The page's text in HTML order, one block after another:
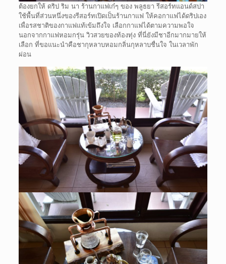
ต้องยกให้ ดริป ริม นา ร้านกาแฟเก๋ๆ ของ พลูธยา รีสอร์ทแอนด์สปา
ใช้พื้นที่ส่วนหนึ่งของรีสอร์ทเปิดเป็นร้านกาแฟ ให้คอกาแฟได้ดริปเอง
เพื่อรสชาติของกาแฟแท้เข้มถึงใจ เลือกกาแฟได้ตามความพอใจ
นอกจากกาแฟหอมกรุ่น วิวสวยของท้องทุ่ง ที่นี่ยังมีชาอีกมากมายให้
เลือก ที่ขอแนะนำคือชากุหลาบหอมกลิ่นกุหลาบชื่นใจ ในเวลาพัก
ผ่อน